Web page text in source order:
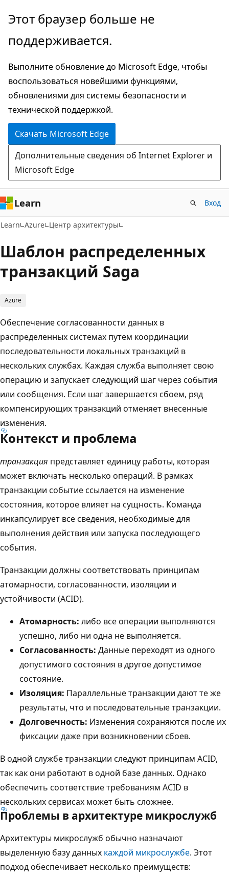
Пропустить
перейти
основному
содержимому
Этот браузер больше не
поддерживается.
Выполните обновление до Microsoft Edge, чтобы
воспользоваться новейшими функциями,
обновлениями для системы безопасности и
технической поддержкой.
Скачать Microsoft Edge
Дополнительные сведения об Internet Explorer и
Microsoft Edge
Learn Вход
Learn Azure Центр архитектуры
Шаблон распределенных
транзакций Saga
Azure
Обеспечение согласованности данных в
распределенных системах путем координации
последовательности локальных транзакций в
нескольких службах. Каждая служба выполняет свою
операцию и запускает следующий шаг через события
или сообщения. Если шаг завершается сбоем, ряд
компенсирующих транзакций отменяет внесенные
изменения.
Контекст и проблема
транзакция представляет единицу работы, которая
может включать несколько операций. В рамках
транзакции событиессылается на изменение
состояния, которое влияет на сущность. Команда
инкапсулирует все сведения, необходимые для
выполнения действия или запуска последующего
события.
Транзакции должны соответствовать принципам
атомарности, согласованности, изоляции и
устойчивости (ACID).
Атомарность: либо все операции выполняются
успешно, либо ни одна не выполняется.
Согласованность: Данные переходят из одного
допустимого состояния в другое допустимое
состояние.
Изоляция: Параллельные транзакции дают те же
результаты, что и последовательные транзакции.
Долговечность: Изменения сохраняются после их
фиксации даже при возникновении сбоев.
В одной службе транзакции следуют принципам ACID,
так как они работают в одной базе данных. Однако
обеспечить соответствие требованиям ACID в
нескольких сервисах может быть сложнее.
Проблемы в архитектуре микрослужб
Архитектуры микрослужб обычно назначают
выделенную базу данных каждой микрослужбе. Этот
подход обеспечивает несколько преимуществ: